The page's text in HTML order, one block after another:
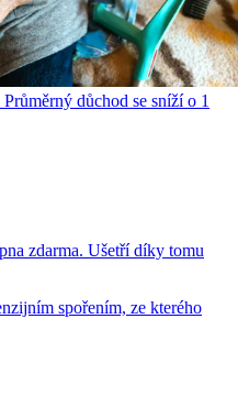
důchod se sníží o 1
zdarma. Ušetří díky tomu
spořením, ze kterého